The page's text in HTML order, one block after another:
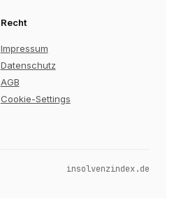
Recht
Impressum
Datenschutz
AGB
Cookie-Settings
insolvenzindex.de